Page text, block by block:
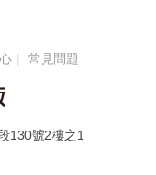
常見問題
130號2樓之1